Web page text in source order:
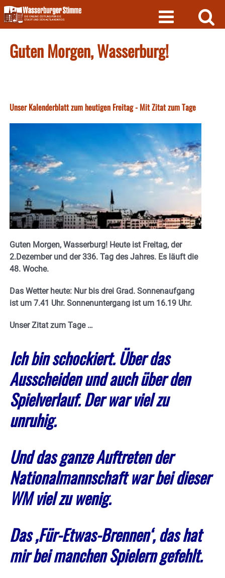
Skip
to
content
Guten Morgen, Wasserburg!
Unser Kalenderblatt zum heutigen Freitag - Mit Zitat zum Tage
Guten Morgen, Wasserburg! Heute ist Freitag, der
2.Dezember und der 336. Tag des Jahres. Es läuft die
48. Woche.
Das Wetter heute: Nur bis drei Grad. Sonnenaufgang
ist um 7.41 Uhr. Sonnenuntergang ist um 16.19 Uhr.
Unser Zitat zum Tage …
Ich bin schockiert. Über das
Ausscheiden und auch über den
Spielverlauf.Der war viel zu
unruhig.
Und das ganze Auftreten der
Nationalmannschaft war bei dieser
WM viel zu wenig.
Das ‚Für-Etwas-Brennen‘, das hat
mir bei manchen Spielern gefehlt.